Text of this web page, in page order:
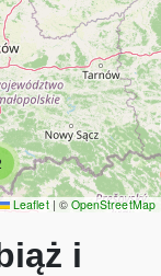
Leaflet | © OpenStreetMap
i